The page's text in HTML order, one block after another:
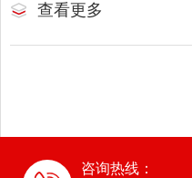
查看更多
咨询热线：